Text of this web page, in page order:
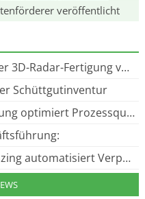
veröffentlicht
Ein Blick hinter die Kulissen der 3D-Radar-Fertigung von Rettar
Schüttgutinventur
Kontinuierliche Feuchtemessung optimiert Prozessqualität
Retrofit statt Neuanlage: Münzing automatisiert Verpackungslinie